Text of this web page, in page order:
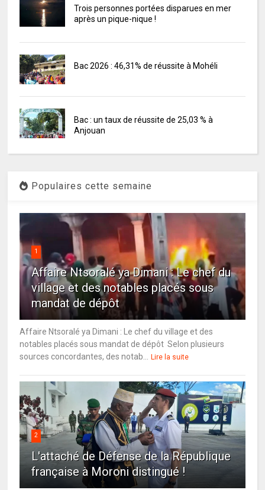
Trois personnes portées disparues en mer
après un pique-nique !
Bac 2026 : 46,31% de réussite à Mohéli
Bac : un taux de réussite de 25,03 % à
Anjouan
Populaires cette semaine
1
Affaire Ntsoralé ya Dimani : Le chef du
village et des notables placés sous
mandat de dépôt
Affaire Ntsoralé ya Dimani : Le chef du village et des
notables placés sous mandat de dépôt Selon plusieurs
sources concordantes, des notab...
Lire la suite
2
L'attaché de Défense de la République
française à Moroni distingué !